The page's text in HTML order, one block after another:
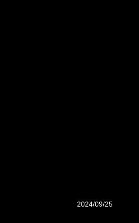
2024/09/25